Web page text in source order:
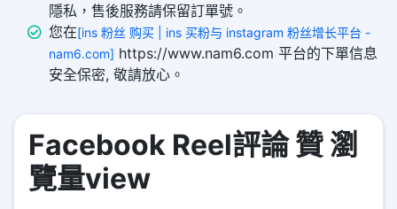
隱私，售後服務請保留訂單號。
您在[ins 粉丝 购买 | ins 买粉与 instagram 粉丝增长平台 -
nam6.com] https://www.nam6.com 平台的下單信息
安全保密, 敬請放心。
Facebook Reel評論 贊 瀏
覽量view